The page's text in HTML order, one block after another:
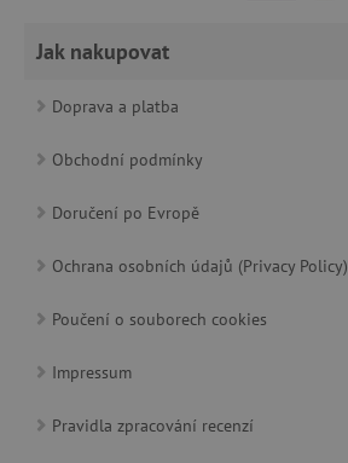
Jak nakupovat
Doprava a platba
Obchodní podmínky
Doručení po Evropě
Ochrana osobních údajů (Privacy Policy)
Poučení o souborech cookies
Impressum
Pravidla zpracování recenzí
PHPSESSID